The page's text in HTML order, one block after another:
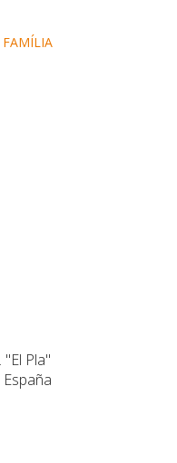
FAMÍLIA
Pla"